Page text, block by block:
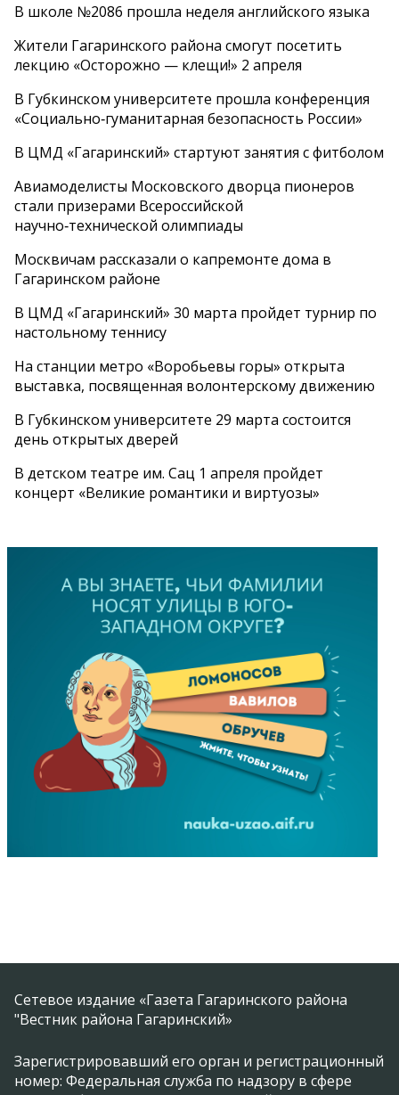
В школе №2086 прошла неделя английского языка
Жители Гагаринского района смогут посетить
лекцию «Осторожно — клещи!» 2 апреля
В Губкинском университете прошла конференция
«Социально‑гуманитарная безопасность России»
В ЦМД «Гагаринский» стартуют занятия с фитболом
Авиамоделисты Московского дворца пионеров
стали призерами Всероссийской
научно‑технической олимпиады
Москвичам рассказали о капремонте дома в
Гагаринском районе
В ЦМД «Гагаринский» 30 марта пройдет турнир по
настольному теннису
На станции метро «Воробьевы горы» открыта
выставка, посвященная волонтерскому движению
В Губкинском университете 29 марта состоится
день открытых дверей
В детском театре им. Сац 1 апреля пройдет
концерт «Великие романтики и виртуозы»
Сетевое издание «Газета Гагаринского района
"Вестник района Гагаринский»
Зарегистрировавший его орган и регистрационный
номер: Федеральная служба по надзору в сфере